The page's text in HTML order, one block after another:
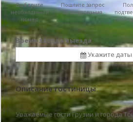
Выберите
необходимый
номер
Пошлите запрос
бронирования
Время заезда/выезда
Укажите даты
Описание гостиницы
Уважаемые гости Грузии и города